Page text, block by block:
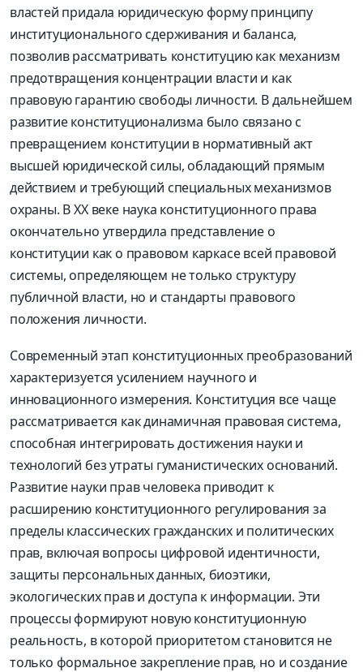
властей придала юридическую форму принципу
институционального сдерживания и баланса,
позволив рассматривать конституцию как механизм
предотвращения концентрации власти и как
правовую гарантию свободы личности. В дальнейшем
развитие конституционализма было связано с
превращением конституции в нормативный акт
высшей юридической силы, обладающий прямым
действием и требующий специальных механизмов
охраны. В XX веке наука конституционного права
окончательно утвердила представление о
конституции как о правовом каркасе всей правовой
системы, определяющем не только структуру
публичной власти, но и стандарты правового
положения личности.
Современный этап конституционных преобразований
характеризуется усилением научного и
инновационного измерения. Конституция все чаще
рассматривается как динамичная правовая система,
способная интегрировать достижения науки и
технологий без утраты гуманистических оснований.
Развитие науки прав человека приводит к
расширению конституционного регулирования за
пределы классических гражданских и политических
прав, включая вопросы цифровой идентичности,
защиты персональных данных, биоэтики,
экологических прав и доступа к информации. Эти
процессы формируют новую конституционную
реальность, в которой приоритетом становится не
только формальное закрепление прав, но и создание